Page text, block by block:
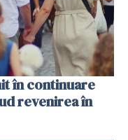
în continuare
revenirea în